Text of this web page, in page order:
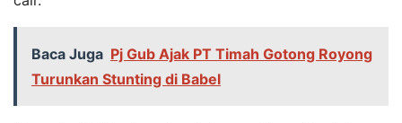
Baca Juga Pj Gub Ajak PT Timah Gotong Royong
Turunkan Stunting di Babel